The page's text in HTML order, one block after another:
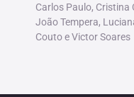
Carlos Paulo, Cristina
João Tempera,
Couto e Victor Soares